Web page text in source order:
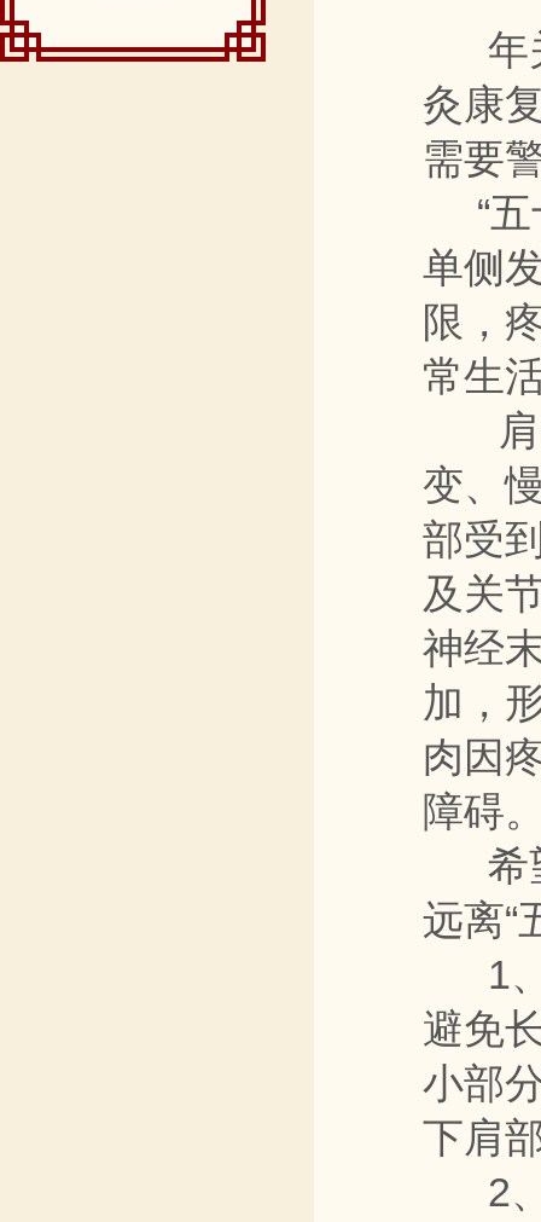
年
灸康
需要
“五
单侧
限，
常生
肩
变、
部受
及关
神经
加，
肉因
障碍
希
远离“
1、
避免
小部
下肩
2、